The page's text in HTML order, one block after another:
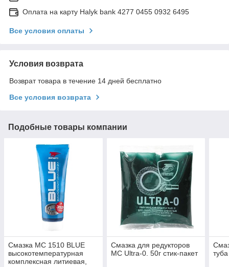
Оплата на карту Halyk bank 4277 0455 0932 6495
Все условия оплаты
Условия возврата
Возврат товара в течение 14 дней бесплатно
Все условия возврата
Подобные товары компании
Смазка МС 1510 BLUE
высокотемпературная
комплексная литиевая,
Смазка для редукторов
МС Ultra-0. 50г стик-пакет